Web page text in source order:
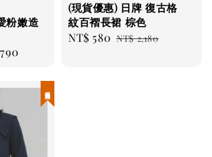
粉嫩造
(現貨優惠) 日牌 復古格
紋百褶長裙 棕色
Sale
NT$ 580 Regular
NT$ 2,180